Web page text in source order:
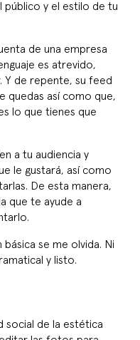
público y el estilo de tu
de una empresa
es atrevido,
Y de repente, su feed
quedas así como que,
lo que tienes que
a tu audiencia y
le gustará, así como
De esta manera,
que te ayude a
se me olvida. Ni
y listo.
social de la estética